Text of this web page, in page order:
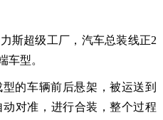
斯超级工厂，汽车总装线正2
车型。
的车辆前后悬架，被运送到
对准，进行合装，整个过程